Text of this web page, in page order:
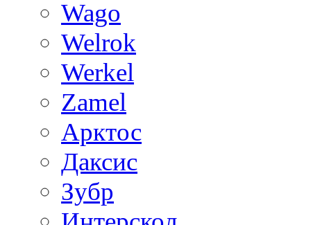
Wago
Welrok
Werkel
Zamel
Арктос
Даксис
Зубр